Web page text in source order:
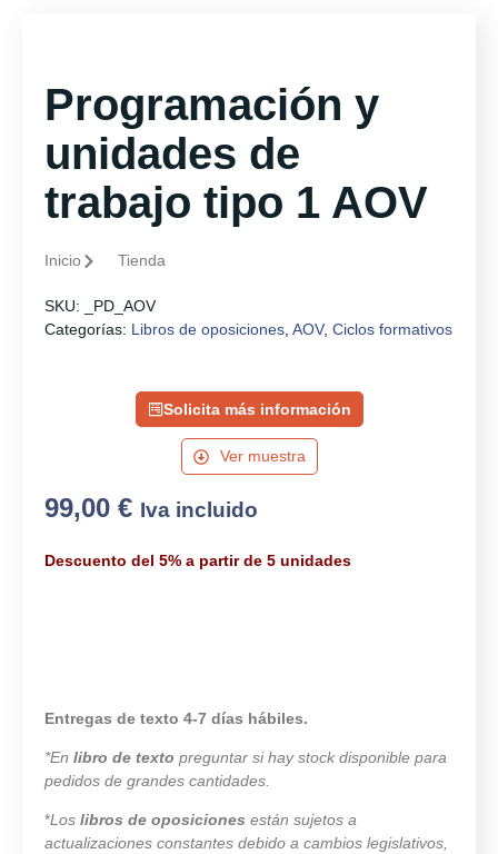
Programación y
unidades de
trabajo tipo 1 AOV
Inicio Tienda
SKU:
_PD_AOV
Categorías: Libros de oposiciones AOV, Ciclos formativos
Solicita más información
Ver muestra
99,00 € Iva incluido
Descuento del 5% a partir de 5 unidades
Entregas de texto 4-7 días hábiles.
*En libro de texto preguntar si hay stock disponible para
pedidos de grandes cantidades.
*Los libros de oposiciones están sujetos a
actualizaciones constantes debido a cambios legislativos,